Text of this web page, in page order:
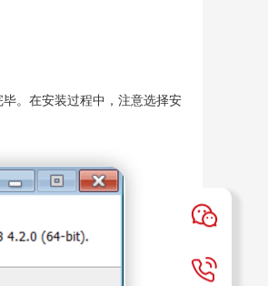
。在安装过程中，注意选择安